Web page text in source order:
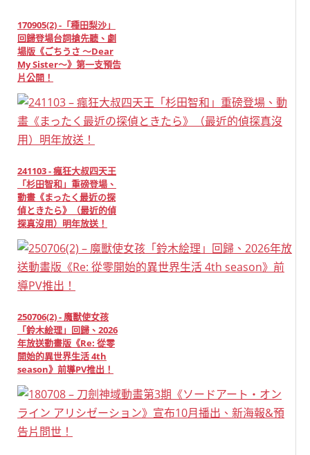
170905(2) -「種田梨沙」
回歸登場台詞搶先聽、劇
場版《ごちうさ ～Dear
My Sister～》第一支預告
片公開！
241103 - 瘋狂大叔四天王
「杉田智和」重磅登場、
動畫《まったく最近の探
偵ときたら》（最近的偵
探真沒用）明年放送！
250706(2) - 魔獸使女孩
「鈴木絵理」回歸、2026
年放送動畫版《Re: 從零
開始的異世界生活 4th
season》前導PV推出！